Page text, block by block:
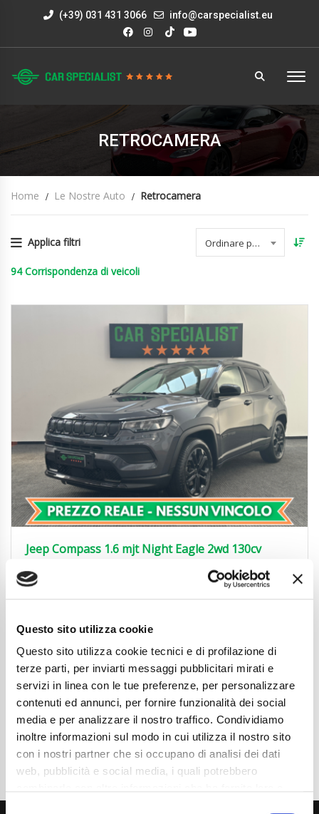
Questo sito utilizza cookie
Questo sito utilizza cookie tecnici e di profilazione di
terze parti, per inviarti messaggi pubblicitari mirati e
servizi in linea con le tue preferenze, per personalizzare
contenuti ed annunci, per fornire funzionalità dei social
media e per analizzare il nostro traffico. Condividiamo
inoltre informazioni sul modo in cui utilizza il nostro sito
con i nostri partner che si occupano di analisi dei dati
web, pubblicità e social media, i quali potrebbero
(+39) 031 431 3066 info@carspecialist.eu
RETROCAMERA
Home Le Nostre Auto Retrocamera
Applica filtri Ordinare per data
94 Corrispondenza di veicoli
Jeep Compass 1.6 mjt Night Eagle 2wd 130cv
17.450
Chilometraggio
Cambio
Manuale
Normativa Euro
Euro6d-Final
Dettaglio